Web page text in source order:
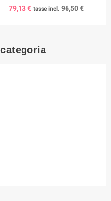
79,13 € tasse incl. 96,50 €